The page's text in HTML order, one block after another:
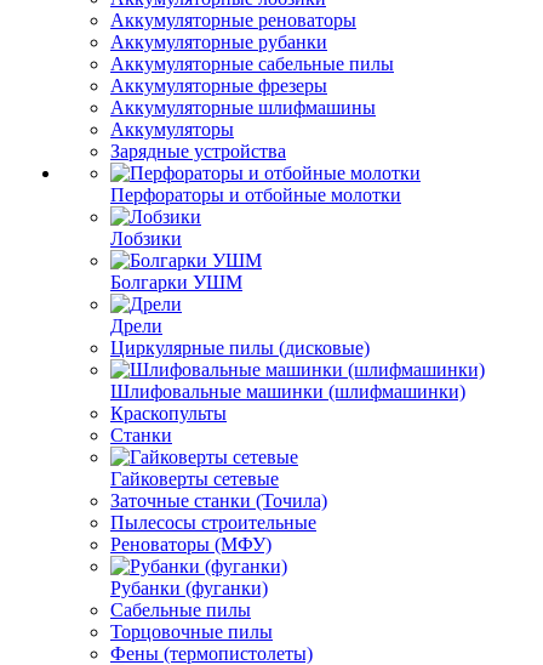
Аккумуляторные реноваторы
Аккумуляторные рубанки
Аккумуляторные сабельные пилы
Аккумуляторные фрезеры
Аккумуляторные шлифмашины
Аккумуляторы
Зарядные устройства
Перфораторы и отбойные молотки
Лобзики
Болгарки УШМ
Дрели
Циркулярные пилы (дисковые)
Шлифовальные машинки (шлифмашинки)
Краскопульты
Станки
Гайковерты сетевые
Заточные станки (Точила)
Пылесосы строительные
Реноваторы (МФУ)
Рубанки (фуганки)
Сабельные пилы
Торцовочные пилы
Фены (термопистолеты)